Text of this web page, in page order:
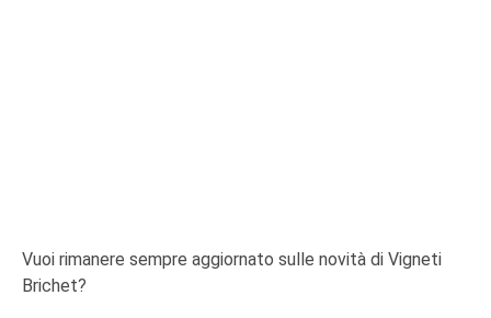
Vuoi rimanere sempre aggiornato sulle novità di Vigneti
Brichet?